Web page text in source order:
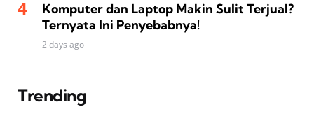
Komputer dan Laptop Makin Sulit Terjual?
Ternyata Ini Penyebabnya!
2 days ago
Trending